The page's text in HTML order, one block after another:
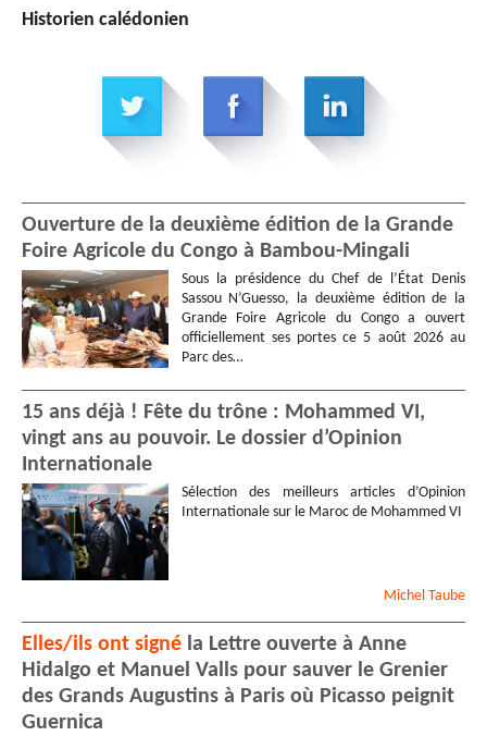
Historien calédonien
Ouverture de la deuxième édition de la Grande
Foire Agricole du Congo à Bambou-Mingali
Sous la présidence du Chef de l’État Denis
Sassou N’Guesso, la deuxième édition de la
Grande Foire Agricole du Congo a ouvert
officiellement ses portes ce 5 août 2026 au
Parc des…
15 ans déjà ! Fête du trône : Mohammed VI,
vingt ans au pouvoir. Le dossier d’Opinion
Internationale
Sélection des meilleurs articles d’Opinion
Internationale sur le Maroc de Mohammed VI
Michel Taube
Elles/ils ont signé la Lettre ouverte à Anne
Hidalgo et Manuel Valls pour sauver le Grenier
des Grands Augustins à Paris où Picasso peignit
Guernica